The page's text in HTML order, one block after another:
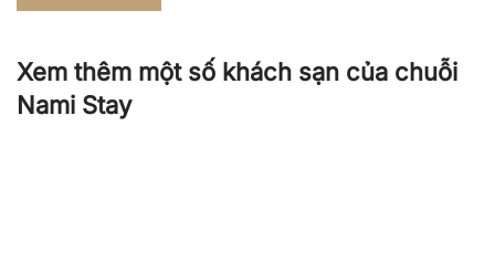
Xem thêm một số khách sạn của chuỗi
Nami Stay